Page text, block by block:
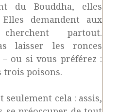
du Bouddha, elles
demandent aux
partout.
laisser les ronces
ou si vous préférez :
trois poisons.
seulement cela : assis,